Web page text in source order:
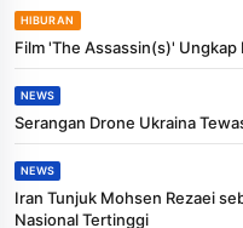
HIBURAN
Film 'The Assassin(s)'
NEWS
Serangan Drone Ukraina
NEWS
Iran Tunjuk Mohsen Rezaei
Nasional Tertinggi